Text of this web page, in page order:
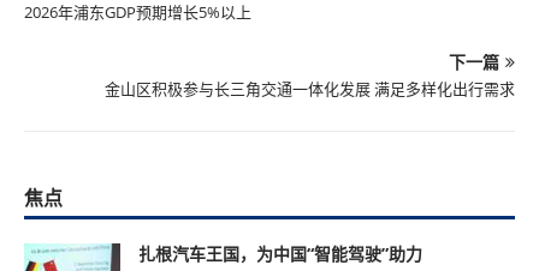
2026年浦东GDP预期增长5%以上
下一篇
金山区积极参与长三角交通一体化发展 满足多样化出行需求
焦点
扎根汽车王国，为中国“智能驾驶”助力